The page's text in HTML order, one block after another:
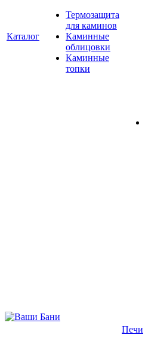
Каталог
Термозащита
для каминов
Каминные
облицовки
Каминные
топки
Печи